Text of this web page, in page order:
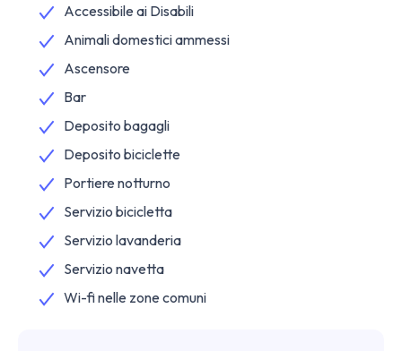
Accessibile ai Disabili
Animali domestici ammessi
Ascensore
Bar
Deposito bagagli
Deposito biciclette
Portiere notturno
Servizio bicicletta
Servizio lavanderia
Servizio navetta
Wi-fi nelle zone comuni